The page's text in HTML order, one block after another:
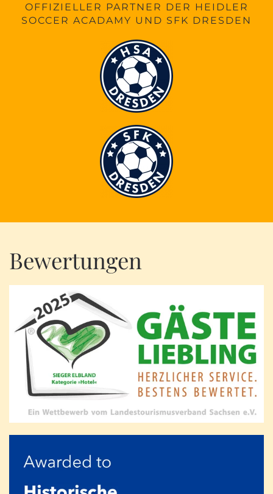
OFFIZIELLER PARTNER DER HEIDLER
SOCCER ACADAMY UND SFK DRESDEN
Bewertungen